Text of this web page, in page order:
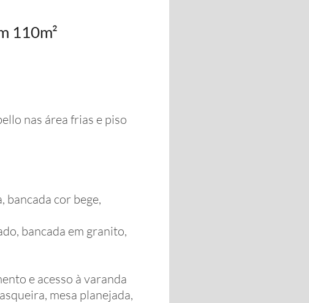
110m²
nas área frias e piso
bancada cor bege,
bancada em granito,
e acesso à varanda
mesa planejada,